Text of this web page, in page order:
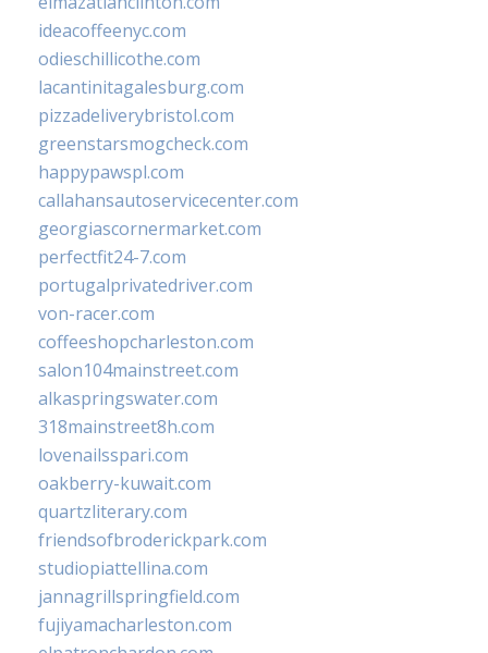
ideacoffeenyc.com
odieschillicothe.com
lacantinitagalesburg.com
pizzadeliverybristol.com
greenstarsmogcheck.com
happypawspl.com
callahansautoservicecenter.com
georgiascornermarket.com
perfectfit24-7.com
portugalprivatedriver.com
von-racer.com
coffeeshopcharleston.com
salon104mainstreet.com
alkaspringswater.com
318mainstreet8h.com
lovenailsspari.com
oakberry-kuwait.com
quartzliterary.com
friendsofbroderickpark.com
studiopiattellina.com
jannagrillspringfield.com
fujiyamacharleston.com